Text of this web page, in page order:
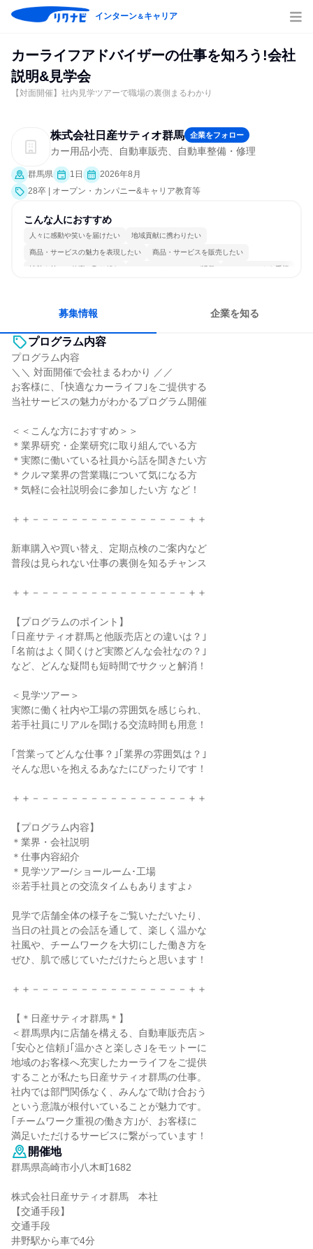
インターン＆キャリア
カーライフアドバイザーの仕事を知ろう!会社
説明&見学会
【対面開催】社内見学ツアーで職場の裏側まるわかり
株式会社日産サティオ群馬 企業をフォロー
カー用品小売、自動車販売、自動車整備・修理
群馬県 1日
2026年8月
28卒 | オープン・カンパニー&キャリア教育等
こんな人におすすめ
人々に感動や笑いを届けたい 地域貢献に携わりたい
商品・サービスの魅力を表現したい 商品・サービスを販売したい
情熱を持って仕事に取り組む コミュニケーションが活発 チームワークを重視
募集情報 企業を知る
プログラム内容
プログラム内容
＼＼ 対面開催で会社まるわかり ／／
お客様に、｢快適なカーライフ｣をご提供する
当社サービスの魅力がわかるプログラム開催
＜＜こんな方におすすめ＞＞
＊業界研究・企業研究に取り組んでいる方
＊実際に働いている社員から話を聞きたい方
＊クルマ業界の営業職について気になる方
＊気軽に会社説明会に参加したい方 など！
＋＋－－－－－－－－－－－－－－－－＋＋
新車購入や買い替え、定期点検のご案内など
普段は見られない仕事の裏側を知るチャンス
＋＋－－－－－－－－－－－－－－－－＋＋
【プログラムのポイント】
｢日産サティオ群馬と他販売店との違いは？｣
｢名前はよく聞くけど実際どんな会社なの？｣
など、どんな疑問も短時間でサクッと解消！
＜見学ツアー＞
実際に働く社内や工場の雰囲気を感じられ、
若手社員にリアルを聞ける交流時間も用意！
｢営業ってどんな仕事？｣｢業界の雰囲気は？｣
そんな思いを抱えるあなたにぴったりです！
＋＋－－－－－－－－－－－－－－－－＋＋
【プログラム内容】
＊業界・会社説明
＊仕事内容紹介
＊見学ツアー/ショールーム･工場
※若手社員との交流タイムもありますよ♪
見学で店舗全体の様子をご覧いただいたり、
当日の社員との会話を通して、楽しく温かな
社風や、チームワークを大切にした働き方を
ぜひ、肌で感じていただけたらと思います！
＋＋－－－－－－－－－－－－－－－－＋＋
【＊日産サティオ群馬＊】
＜群馬県内に店舗を構える、自動車販売店＞
｢安心と信頼｣｢温かさと楽しさ｣をモットーに
地域のお客様へ充実したカーライフをご提供
することが私たち日産サティオ群馬の仕事。
社内では部門関係なく、みんなで助け合おう
という意識が根付いていることが魅力です。
｢チームワーク重視の働き方｣が、お客様に
満足いただけるサービスに繋がっています！
開催地
群馬県高崎市小八木町1682
株式会社日産サティオ群馬 本社
【交通手段】
交通手段
井野駅から車で4分